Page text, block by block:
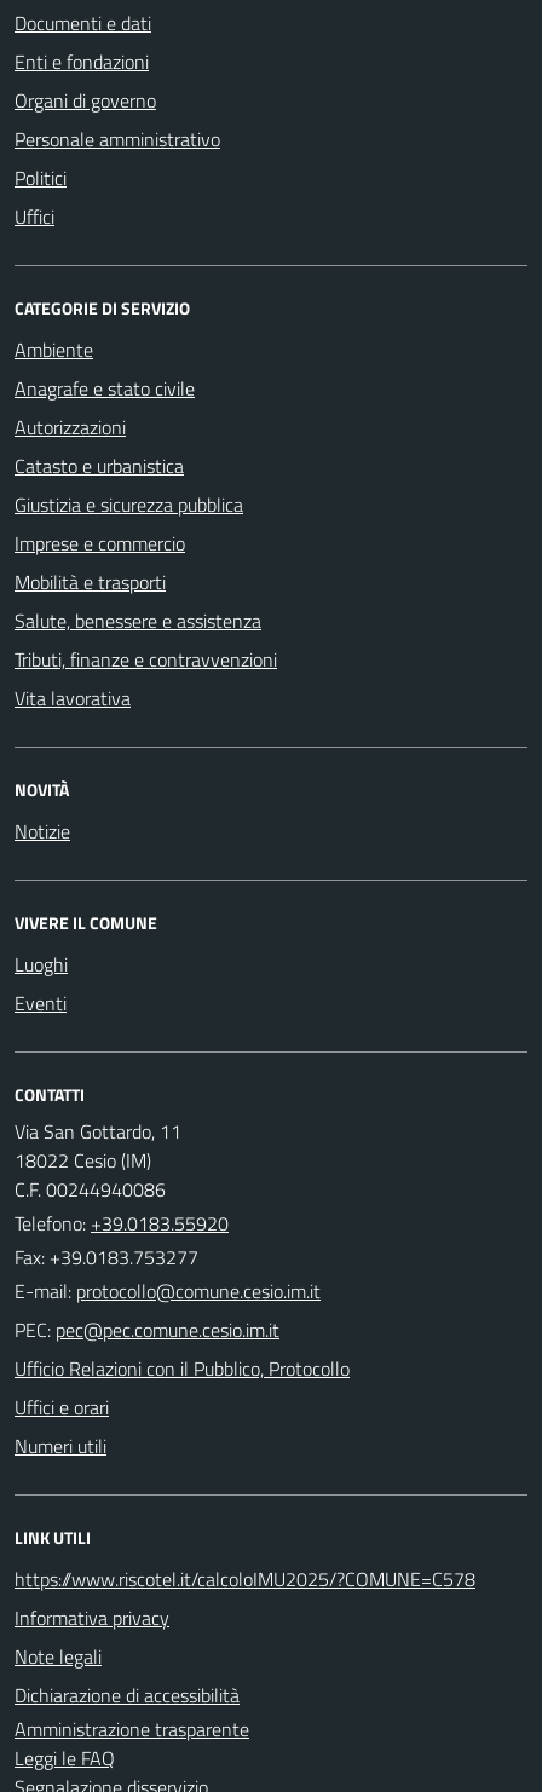
Documenti e dati
Enti e fondazioni
Organi di governo
Personale amministrativo
Politici
Uffici
CATEGORIE DI SERVIZIO
Ambiente
Anagrafe e stato civile
Autorizzazioni
Catasto e urbanistica
Giustizia e sicurezza pubblica
Imprese e commercio
Mobilità e trasporti
Salute, benessere e assistenza
Tributi, finanze e contravvenzioni
Vita lavorativa
NOVITÀ
Notizie
VIVERE IL COMUNE
Luoghi
Eventi
CONTATTI
Via San Gottardo, 11
18022 Cesio (IM)
C.F. 00244940086
Telefono: +39.0183.55920
Fax: +39.0183.753277
E-mail:
PEC:
Ufficio Relazioni con il Pubblico, Protocollo
Uffici e orari
Numeri utili
LINK UTILI
https://www.riscotel.it/calcoloIMU2025/?COMUNE=C578
Informativa privacy
Note legali
Dichiarazione di accessibilità
Amministrazione trasparente
Leggi le FAQ